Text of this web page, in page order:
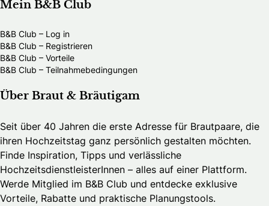
Mein B&B Club
B&B Club – Log in
B&B Club – Registrieren
B&B Club – Vorteile
B&B Club – Teilnahmebedingungen
Über Braut & Bräutigam
Seit über 40 Jahren die erste Adresse für Brautpaare, die
ihren Hochzeitstag ganz persönlich gestalten möchten.
Finde Inspiration, Tipps und verlässliche
HochzeitsdienstleisterInnen – alles auf einer Plattform.
Werde Mitglied im B&B Club und entdecke exklusive
Vorteile, Rabatte und praktische Planungstools.